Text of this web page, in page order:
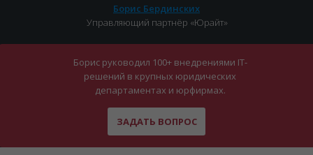
Борис Бердинских
Управляющий партнёр «Юрайт»
Борис руководил 100+ внедрениями IT-
решений в крупных юридических
департаментах и юрфирмах.
ЗАДАТЬ ВОПРОС